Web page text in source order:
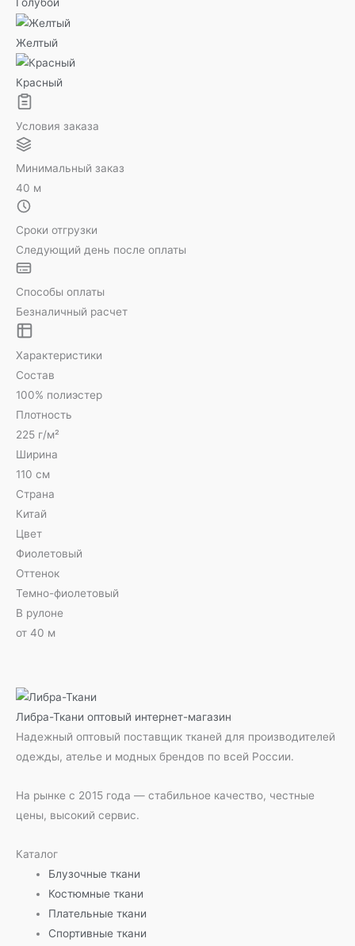
Желтый
Красный
Условия заказа
Минимальный заказ
40 м
Сроки отгрузки
Следующий день после оплаты
Способы оплаты
Безналичный расчет
Характеристики
Состав
100% полиэстер
Плотность
225 г/м²
Ширина
110 см
Страна
Китай
Цвет
Фиолетовый
Оттенок
Темно-фиолетовый
В рулоне
от 40 м
Либра-Ткани оптовый интернет-магазин
Надежный оптовый поставщик тканей для производителей
одежды, ателье и модных брендов по всей России.
На рынке с 2015 года — стабильное качество, честные
цены, высокий сервис.
Каталог
Блузочные ткани
Костюмные ткани
Плательные ткани
Спортивные ткани